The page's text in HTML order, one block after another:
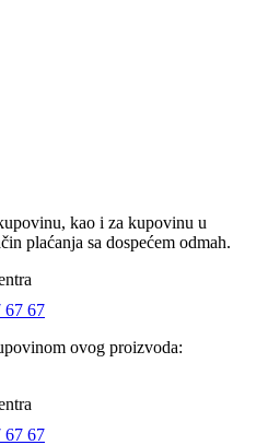
kao i za kupovinu u
plaćanja sa dospećem odmah.
67 67
ovog proizvoda:
67 67